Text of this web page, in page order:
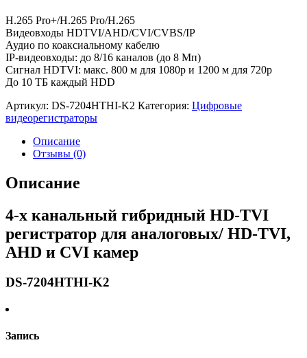
H.265 Pro+/H.265 Pro/H.265
Видеовходы HDTVI/AHD/CVI/CVBS/IP
Аудио по коаксиальному кабелю
IP-видеовходы: до 8/16 каналов (до 8 Мп)
Сигнал HDTVI: макс. 800 м для 1080p и 1200 м для 720p
До 10 TБ каждый HDD
Артикул: DS-7204HTHI-K2 Категория: Цифровые
видеорегистраторы
Описание
Отзывы (0)
Описание
4-х канальный гибридный HD-TVI
регистратор для аналоговых/ HD-TVI,
AHD и CVI камер
DS-7204HTHI-K2
Запись